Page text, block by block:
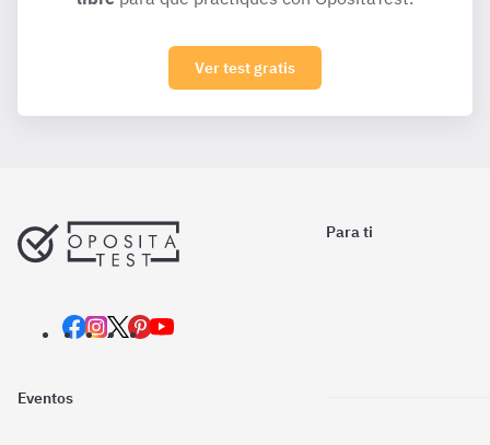
Ver test gratis
Para ti
Eventos